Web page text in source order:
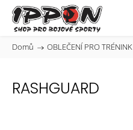
Domů / OBLEČENÍ PRO TRÉNINK
RASHGUARD